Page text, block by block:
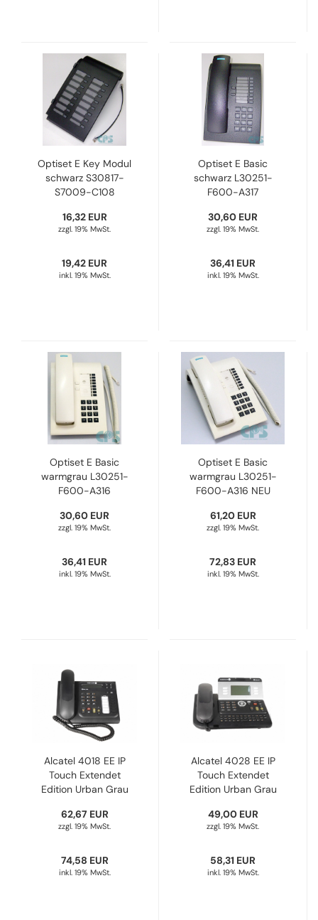
Optiset E Key Modul
schwarz S30817-
S7009-C108
16,32 EUR
zzgl. 19% MwSt.
19,42 EUR
inkl. 19% MwSt.
Optiset E Basic
schwarz L30251-
F600-A317
30,60 EUR
zzgl. 19% MwSt.
36,41 EUR
inkl. 19% MwSt.
Optiset E Basic
warmgrau L30251-
F600-A316
30,60 EUR
zzgl. 19% MwSt.
36,41 EUR
inkl. 19% MwSt.
Optiset E Basic
warmgrau L30251-
F600-A316 NEU
61,20 EUR
zzgl. 19% MwSt.
72,83 EUR
inkl. 19% MwSt.
Alcatel 4018 EE IP
Touch Extendet
Edition Urban Grau
Refurbished
62,67 EUR
zzgl. 19% MwSt.
74,58 EUR
inkl. 19% MwSt.
Alcatel 4028 EE IP
Touch Extendet
Edition Urban Grau
Refurbished
49,00 EUR
zzgl. 19% MwSt.
58,31 EUR
inkl. 19% MwSt.